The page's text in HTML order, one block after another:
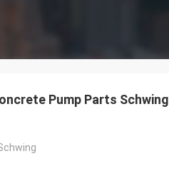
Pump Parts Schwing